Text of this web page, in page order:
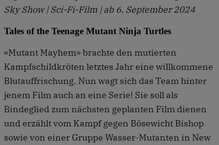
Sky Show | Sci-Fi-Film | ab 6. September 2024
Tales of the Teenage Mutant Ninja Turtles
«Mutant Mayhem» brachte den mutierten
Kampfschildkröten letztes Jahr eine willkommene
Blutauffrischung. Nun wagt sich das Team hinter
jenem Film auch an eine Serie! Sie soll als
Bindeglied zum nächsten geplanten Film dienen
und erzählt vom Kampf gegen Bösewicht Bishop
sowie von einer Gruppe Wasser-Mutanten in New